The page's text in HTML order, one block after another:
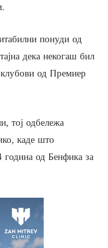
понуди од
дека некогаш бил
од Премиер
тој одбележа
каде што
година од Бенфика за